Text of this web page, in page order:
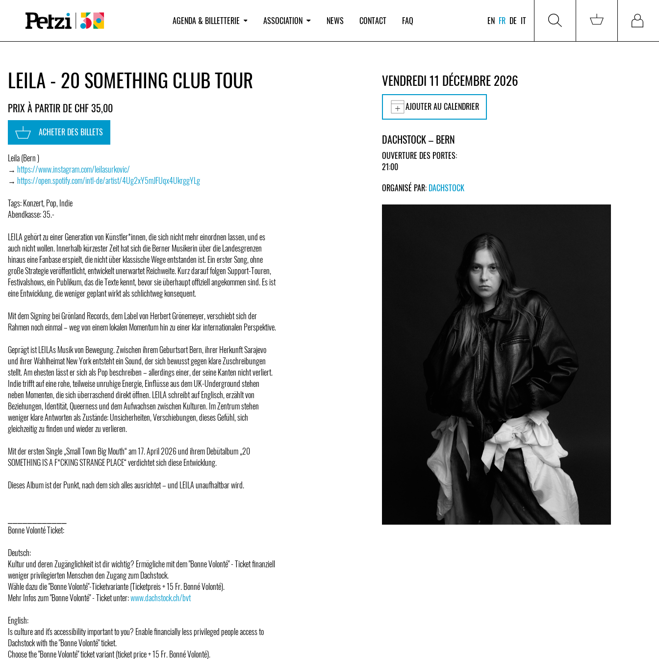
AGENDA & BILLETTERIE ASSOCIATION NEWS CONTACT FAQ EN FR DE IT
LEILA - 20 SOMETHING CLUB TOUR
PRIX À PARTIR DE CHF 35,00
ACHETER DES BILLETS
Leila (Bern )
→ https://www.instagram.com/leilasurkovic/
→ https://open.spotify.com/intl-de/artist/4Ug2xY5mJFUqx4UkrggYLg
Tags: Konzert, Pop, Indie
Abendkasse: 35.-
LEILA gehört zu einer Generation von Künstler*innen, die sich nicht mehr einordnen lassen, und es
auch nicht wollen. Innerhalb kürzester Zeit hat sich die Berner Musikerin über die Landesgrenzen
hinaus eine Fanbase erspielt, die nicht über klassische Wege entstanden ist. Ein erster Song, ohne
große Strategie veröffentlicht, entwickelt unerwartet Reichweite. Kurz darauf folgen Support-Touren,
Festivalshows, ein Publikum, das die Texte kennt, bevor sie überhaupt offiziell angekommen sind. Es ist
eine Entwicklung, die weniger geplant wirkt als schlichtweg konsequent.
Mit dem Signing bei Grönland Records, dem Label von Herbert Grönemeyer, verschiebt sich der
Rahmen noch einmal – weg von einem lokalen Momentum hin zu einer klar internationalen Perspektive.
Geprägt ist LEILAs Musik von Bewegung. Zwischen ihrem Geburtsort Bern, ihrer Herkunft Sarajevo
und ihrer Wahlheimat New York entsteht ein Sound, der sich bewusst gegen klare Zuschreibungen
stellt. Am ehesten lässt er sich als Pop beschreiben – allerdings einer, der seine Kanten nicht verliert.
Indie trifft auf eine rohe, teilweise unruhige Energie, Einflüsse aus dem UK-Underground stehen
neben Momenten, die sich überraschend direkt öffnen. LEILA schreibt auf Englisch, erzählt von
Beziehungen, Identität, Queerness und dem Aufwachsen zwischen Kulturen. Im Zentrum stehen
weniger klare Antworten als Zustände: Unsicherheiten, Verschiebungen, dieses Gefühl, sich
gleichzeitig zu finden und wieder zu verlieren.
Mit der ersten Single „Small Town Big Mouth“ am 17. April 2026 und ihrem Debütalbum „20
SOMETHING IS A F*CKING STRANGE PLACE“ verdichtet sich diese Entwicklung.
Dieses Album ist der Punkt, nach dem sich alles ausrichtet – und LEILA unaufhaltbar wird.
Bonne Volonté Ticket:
Deutsch:
Kultur und deren Zugänglichkeit ist dir wichtig? Ermögliche mit dem "Bonne Volonté" - Ticket finanziell
weniger privilegierten Menschen den Zugang zum Dachstock.
Wähle dazu die "Bonne Volonté"-Ticketvariante (Ticketpreis + 15 Fr. Bonné Volonté).
Mehr Infos zum "Bonne Volonté" - Ticket unter:www.dachstock.ch/bvt
English:
Is culture and it's accessibility important to you? Enable financially less privileged people access to
Dachstock with the "Bonne Volonté" ticket.
Choose the "Bonne Volonté" ticket variant (ticket price + 15 Fr. Bonné Volonté).
VENDREDI 11 DÉCEMBRE 2026
AJOUTER AU CALENDRIER
DACHSTOCK – BERN
OUVERTURE DES PORTES:
21:00
ORGANISÉ PAR: DACHSTOCK